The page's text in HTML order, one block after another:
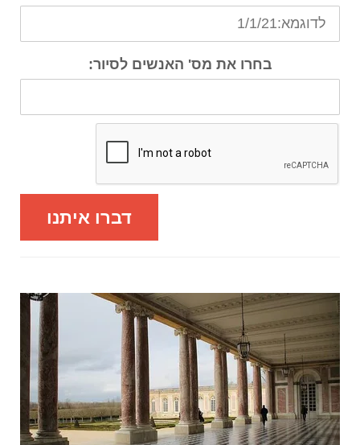
בחרו את מס' האנשים לסיור:
דברו איתנו